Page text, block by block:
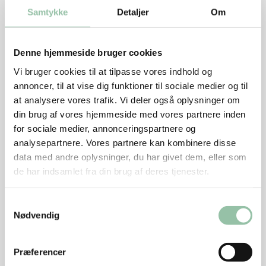
Samtykke Detaljer Om
Denne hjemmeside bruger cookies
Vi bruger cookies til at tilpasse vores indhold og
annoncer, til at vise dig funktioner til sociale medier og til
at analysere vores trafik. Vi deler også oplysninger om
din brug af vores hjemmeside med vores partnere inden
for sociale medier, annonceringspartnere og
analysepartnere. Vores partnere kan kombinere disse
data med andre oplysninger, du har givet dem, eller som
de har indsamlet fra din brug af deres tjenester.
Nødvendig
Præferencer
Hak løg og hvidløg fint.
skær frugtkødet i små tern.
Hak persillen groft.
Bland avocado, tomater, løg, hvidløg, chili og
persille i en skål.
Tilsæt saften af ½ lime og olie.
Smag til med salt, peber og evt. mere limesaft.
Kødet
Dup schnitzlerne tørre med køkkenrulle.